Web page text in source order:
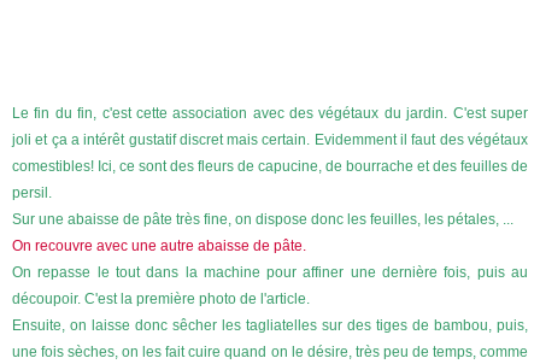
Le fin du fin, c'est cette association avec des végétaux du jardin. C'est super
joli et ça a intérêt gustatif discret mais certain. Evidemment il faut des végétaux
comestibles! Ici, ce sont des fleurs de capucine, de bourrache et des feuilles de
persil.
Sur une abaisse de pâte très fine, on dispose donc les feuilles, les pétales, ...
On recouvre avec une autre abaisse de pâte.
On repasse le tout dans la machine pour affiner une dernière fois, puis au
découpoir. C'est la première photo de l'article.
Ensuite, on laisse donc sêcher les tagliatelles sur des tiges de bambou, puis,
une fois sèches, on les fait cuire quand on le désire, très peu de temps, comme